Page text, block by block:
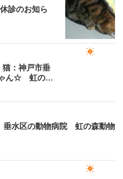
診のお知ら
：神戸市垂
ゃん☆ 虹の森
水区の動物病院 虹の森動物